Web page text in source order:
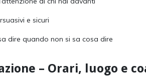
e sicuri
dire quando non si sa cosa dire
– Orari, luogo e